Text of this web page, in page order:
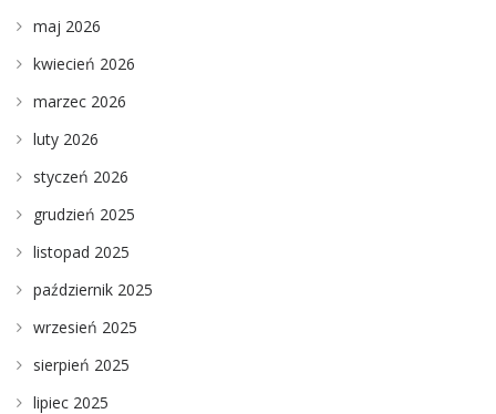
maj 2026
kwiecień 2026
marzec 2026
luty 2026
styczeń 2026
grudzień 2025
listopad 2025
październik 2025
wrzesień 2025
sierpień 2025
lipiec 2025